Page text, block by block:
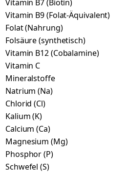
Vitamin B7 (Biotin)
Vitamin B9 (Folat-Äquivalent)
Folat (Nahrung)
Folsäure (synthetisch)
Vitamin B12 (Cobalamine)
Vitamin C
Mineralstoffe
Natrium (Na)
Chlorid (Cl)
Kalium (K)
Calcium (Ca)
Magnesium (Mg)
Phosphor (P)
Schwefel (S)